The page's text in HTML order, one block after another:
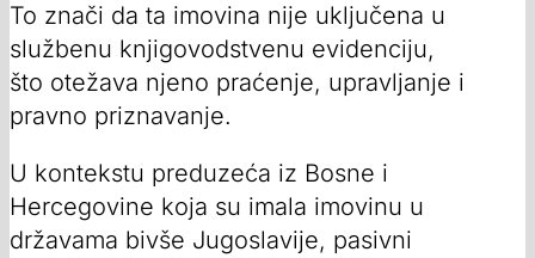
To znači da ta imovina nije uključena u
službenu knjigovodstvenu evidenciju,
što otežava njeno praćenje, upravljanje i
pravno priznavanje.
U kontekstu preduzeća iz Bosne i
Hercegovine koja su imala imovinu u
državama bivše Jugoslavije, pasivni